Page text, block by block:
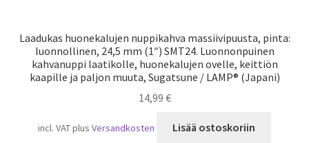
Laadukas huonekalujen nuppikahva massiivipuusta, pinta:
luonnollinen, 24,5 mm (1″) SMT24. Luonnonpuinen
kahvanuppi laatikolle, huonekalujen ovelle, keittiön
kaapille ja paljon muuta, Sugatsune / LAMP® (Japani)
14,99 €
incl. VATplusVersandkosten Lisää ostoskoriin